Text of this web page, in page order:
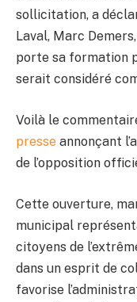
sollicitation, a
Laval, Marc
porte sa formation
serait considéré
Voilà le
presse annonçant
de l’opposition
Cette ouverture,
municipal
citoyens de
dans un esprit de
favorise